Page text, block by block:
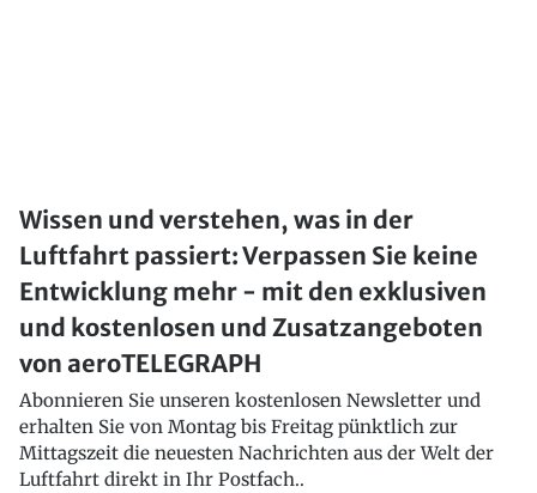
Wissen und verstehen, was in der
Luftfahrt passiert: Verpassen Sie keine
Entwicklung mehr - mit den exklusiven
und kostenlosen und Zusatzangeboten
von aeroTELEGRAPH
Abonnieren Sie unseren kostenlosen Newsletter und
erhalten Sie von Montag bis Freitag pünktlich zur
Mittagszeit die neuesten Nachrichten aus der Welt der
Luftfahrt direkt in Ihr Postfach..